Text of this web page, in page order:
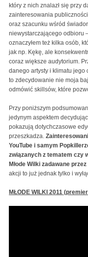
który z nich znalazł się przy
zainteresowania
oraz szacunku wśród
niewystarczającego odbioru
oznaczyłem też kilka osób,
jak np. Kękę, ale
coraz większe audytorium.
danego artysty i klimatu jego
to zdecydowanie nie moja
odmówić skillsów, które
Przy poniższym
jedynym aspektem
pokazują dotychczasowe
przeszkadza.
YouTube i samym
związanych z tematem czy
Młode Wilki zadawane
akcji to już jednak tylko i
MŁODE WILKI 2011